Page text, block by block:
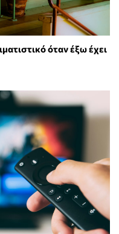
όταν έξω έχει